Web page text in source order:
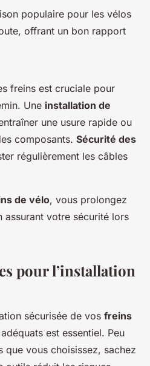
populaire pour les vélos
offrant un bon rapport
freins est cruciale pour
Une installation de
une usure rapide ou
composants. Sécurité des
régulièrement les câbles
de vélo, vous prolongez
assurant votre sécurité lors
pour l’installation
sécurisée de vos freins
est essentiel. Peu
que vous choisissez, sachez